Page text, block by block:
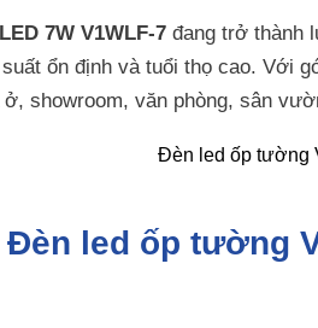
7W V1WLF-7đang trở thành
ổn định và tuổi thọ cao. Với
ở, showroom, văn phòng, sân
Đèn led ốp tường